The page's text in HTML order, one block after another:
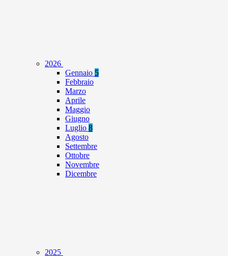
2026
Gennaio 5
Febbraio
Marzo
Aprile
Maggio
Giugno
Luglio 8
Agosto
Settembre
Ottobre
Novembre
Dicembre
2025